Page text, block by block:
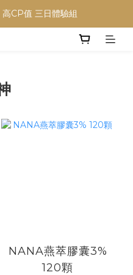
CP值 三日體驗組
NANA燕萃膠囊3%
120顆